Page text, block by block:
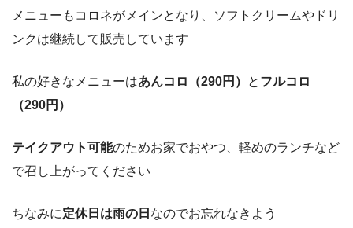
メニューもコロネがメインとなり、ソフトクリームやドリ
ンクは継続して販売しています
私の好きなメニューはあんコロ（290円） と フルコロ
（290円）
テイクアウト可能のためお家でおやつ、軽めのランチなど
で召し上がってください
ちなみに定休日は雨の日 なのでお忘れなきよう